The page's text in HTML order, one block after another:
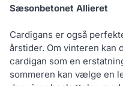
Sæsonbetonet Allieret
Cardigans er også
årstider. Om vinteren kan
cardigan som en
sommeren kan vælge en